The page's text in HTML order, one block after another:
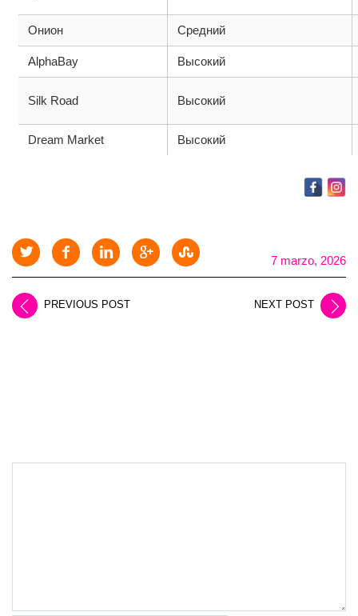
Онион Средний
AlphaBay Высокий
Silk Road Высокий
Dream Market Высокий
7 marzo, 2026
PREVIOUS POST NEXT POST